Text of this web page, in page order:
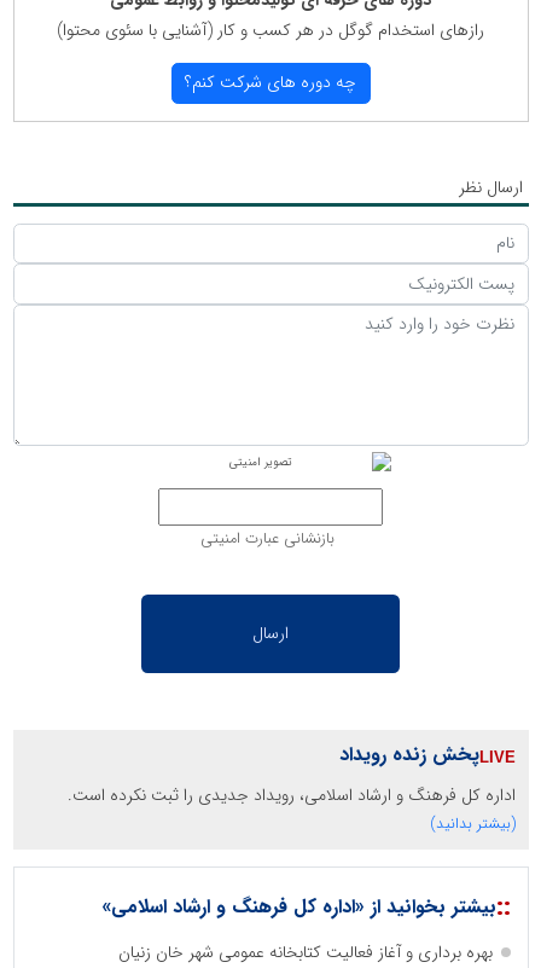
رازهای استخدام گوگل در هر كسب و كار (آشنایی با سئوی محتوا)
چه دوره های شركت كنم؟
ارسال نظر
بازنشانی عبارت امنیتی
پخش زنده رویداد
اداره کل فرهنگ و ارشاد اسلامی، رویداد جدیدی را ثبت نکرده است.
(بیشتر بدانید)
::بیشتر بخوانید از «اداره کل فرهنگ و ارشاد اسلامی»
بهره برداری و آغاز فعالیت کتابخانه عمومی شهر خان زنیان